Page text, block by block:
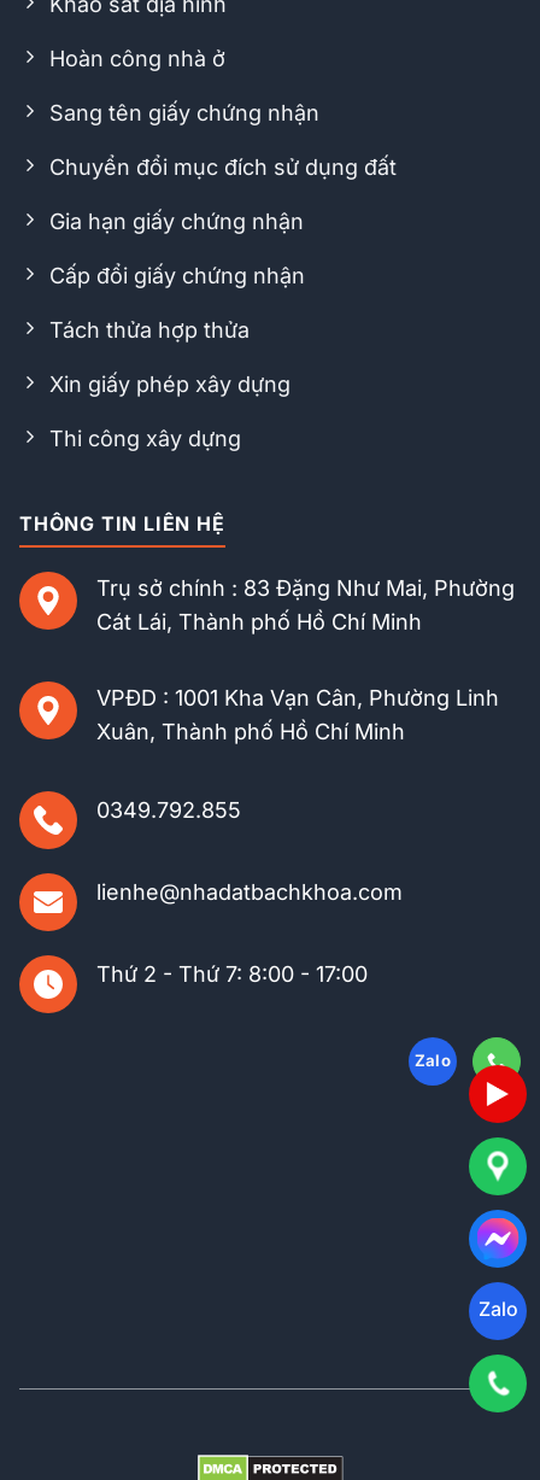
Hoàn công nhà ở
Sang tên giấy chứng nhận
Chuyển đổi mục đích sử dụng đất
Gia hạn giấy chứng nhận
Cấp đổi giấy chứng nhận
Tách thửa hợp thửa
Xin giấy phép xây dựng
Thi công xây dựng
THÔNG TIN LIÊN HỆ
Trụ sở chính : 83 Đặng Như Mai, Phường
Cát Lái, Thành phố Hồ Chí Minh
VPĐD : 1001 Kha Vạn Cân, Phường Linh
Xuân, Thành phố Hồ Chí Minh
0349.792.855
lienhe@nhadatbachkhoa.com
Thứ 2 - Thứ 7: 8:00 - 17:00
Zalo
Zalo